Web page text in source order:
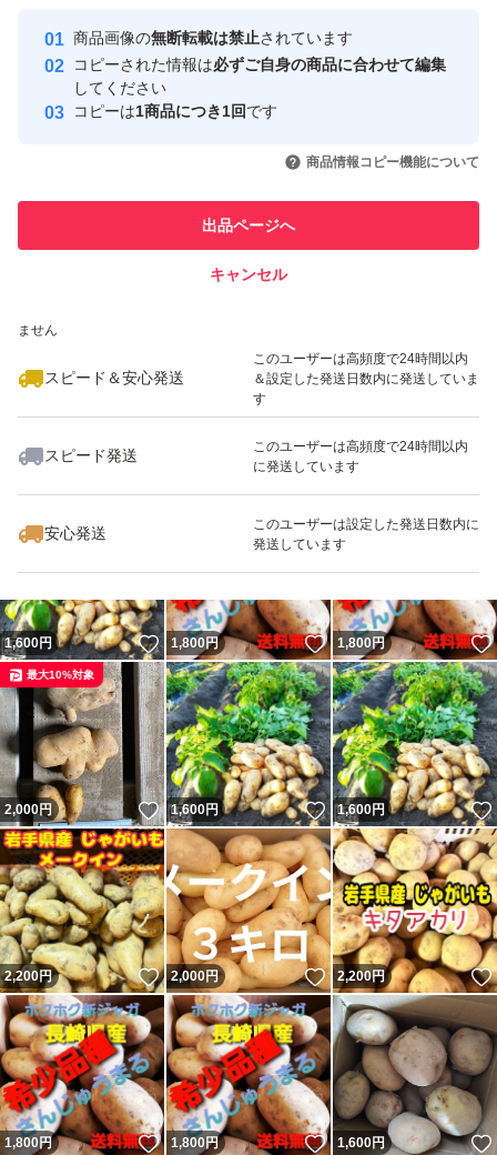
安心取引出品者
心・安全なユーザーです
取引実績
引を完了させた実績があります
での取引実績があります
ません
スピード＆安心発送
このユーザーは高頻度で24時間以内
＆設定した発送日数内に発送していま
す
スピード発送
このユーザーは高頻度で24時間以内
に発送しています
安心発送
このユーザーは設定した発送日数内に
発送しています
商品画像の無断転載は禁止されています
コピーされた情報は必ずご自身の商品に合わせて編集
してください
コピーは1商品につき1回です
商品情報コピー機能について
出品ページへ
キャンセル
いいね！
1,800
1,600円 いいね！
1,800 円 いいね！
1,800 円
2,000円 いいね！
最大10%対象
1,600円 いいね！
1,600円
2,200円 いいね！
2,000円 いいね！
2,200円
1,800 円 いいね！
1,800 円 いいね！
1,600円